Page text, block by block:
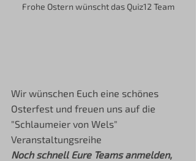
Frohe Ostern wünscht das Quiz12 Team
Wir wünschen Euch eine schönes
Osterfest und freuen uns auf die
"Schlaumeier von Wels"
Veranstaltungsreihe
Noch schnell Eure Teams anmelden,